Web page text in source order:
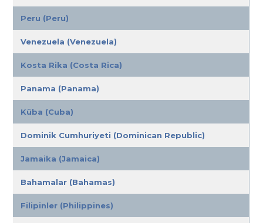
Peru (Peru)
Venezuela (Venezuela)
Kosta Rika (Costa Rica)
Panama (Panama)
Küba (Cuba)
Dominik Cumhuriyeti (Dominican Republic)
Jamaika (Jamaica)
Bahamalar (Bahamas)
Filipinler (Philippines)